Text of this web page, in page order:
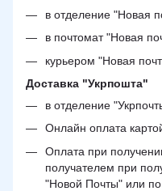
в отделение "Новая
в почтомат "Новая
курьером "Новая
Доставка "Укрпошта"
в отделение
Онлайн оплата
Оплата при
получателем при
"Новой Почты" или по